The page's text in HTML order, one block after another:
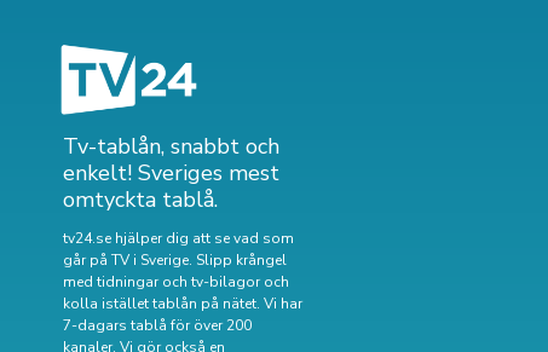
Tv-tablån, snabbt och
enkelt! Sveriges mest
omtyckta tablå.
tv24.se hjälper dig att se vad som
går på TV i Sverige. Slipp krångel
med tidningar och tv-bilagor och
kolla istället tablån på nätet. Vi har
7-dagars tablå för över 200
kanaler. Vi gör också en